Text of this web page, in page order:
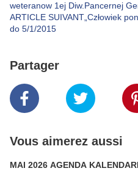
weteranow 1ej Diw.Pancernej
ARTICLE SUIVANT„Człowiek
do 5/1/2015
Partager
Vous aimerez aussi
MAI 2026 AGENDA